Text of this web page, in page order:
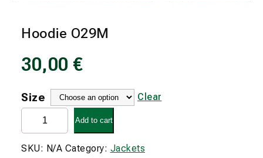
Hoodie O29M
30,00 €
Size
Clear
Hoodie
O29M
quantity
Add to cart
SKU: N/A Category: Jackets